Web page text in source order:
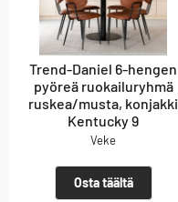
Trend-Daniel 6-hengen
pyöreä ruokailuryhmä
ruskea/musta, konjakki
Kentucky 9
Veke
Osta täältä